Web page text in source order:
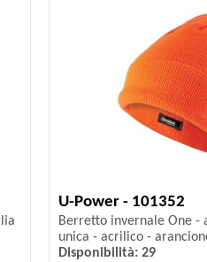
U-Power - 101352
Berretto invernale One -
unica - acrilico -
Disponibilità: 29